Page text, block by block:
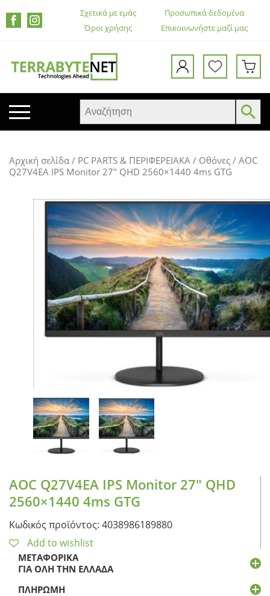
Σχετικά με εμάς
Επικοινωνήστε μαζί μας
Προσωπικά δεδομένα
Όροι χρήσης
TABLETS
ΟΘΌΝΕΣ
ΕΚΤΥΠΩΤΈΣ – ΠΟΛΥΜΗΧΑΝΉΜΑΤΑ
WEB CAMERA
ΚΟΥΤΙΆ ΥΠΟΛΟΓΙΣΤΏΝ
LIQUID COOLERS
CPU COOLERS
ΟΙΚΙΑΚΕΣ ΣΥΣΚΕΥΕΣ
ΠΡΟΣΩΠΙΚΗ ΦΡΟΝΤΙΔΑ
Αρχική σελίδα / PC PARTS & ΠΕΡΙΦΕΡΕΙΑΚΑ / Οθόνες / AOC
Q27V4EA IPS Monitor 27″ QHD 2560×1440 4ms GTG
AOC Q27V4EA IPS Monitor 27″ QHD
2560×1440 4ms GTG
Κωδικός προϊόντος: 4038986189880
Add to wishlist
ΜΕΤΑΦΟΡΙΚΆ
ΓΙΑ ΌΛΗ ΤΗΝ ΕΛΛΆΔΑ
ΠΛΗΡΩΜΉ